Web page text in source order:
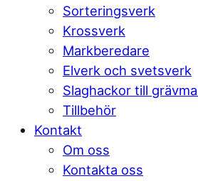
Sorteringsverk
Krossverk
Markberedare
Elverk och svetsverk
Slaghackor till
Tillbehör
Kontakt
Om oss
Kontakta oss